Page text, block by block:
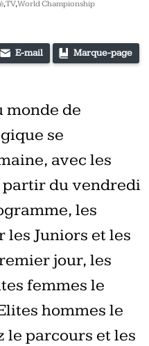
,TV,World Championship
E-mail Marque-page
monde de
se
avec les
partir du vendredi
les
les Juniors et les
jour, les
femmes le
hommes le
le parcours et les